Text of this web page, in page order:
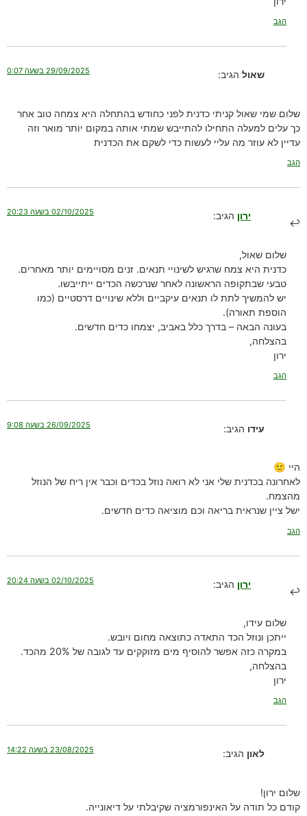
הגב
שאול הגיב: 29/09/2025 בשעה 0:07
שלום שמי שאול קניתי כדנית לפני כחודש בהתחלה היא צמחה טוב אחר
כך עלים למעלה התחילו להתייבש שמתי אותה במקום יותר מואר וזה
עדיין לא עוזר מה עליי לעשות כדי לשקם את הכדנית
הגב
ירון הגיב: 02/10/2025 בשעה 20:23
שלום שאול,
כדנית היא צמח שרגיש לשינויי תנאים. זנים מסויימים יותר מאחרים.
טבעי שבתקופה הראשונה לאחר שנרכשה הכדים ייתייבשו.
יש להמשיך לתת לו תנאים עיקביים וללא שינויים דרסטיים (כמו
הוספת תאורה).
בעונה הבאה – בדרך כלל באביב, יצמחו כדים חדשים.
בהצלחה,
ירון
הגב
עידו הגיב: 26/09/2025 בשעה 9:08
היי 🙂
לאחרונה בכדנית שלי אני לא רואה נוזל בכדים וכבר אין ריח של הנוזל
מהצמח.
ישל ציין שנראית בריאה וכם מוציאה כדים חדשים.
הגב
ירון הגיב: 02/10/2025 בשעה 20:24
שלום עידו,
ייתכן ונוזל הכד התאדה כתוצאה מחום ויובש.
במקרה כזה אפשר להוסיף מים מזוקקים עד לגובה של 20% מהכד.
בהצלחה,
ירון
הגב
לאון הגיב: 23/08/2025 בשעה 14:22
שלום ירון!
קודם כל תודה על האינפורמציה שקיבלתי על דיאונייה.